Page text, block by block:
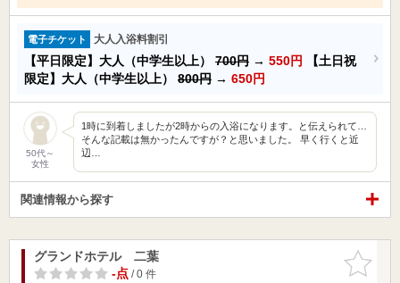
電子チケット 大人入浴料割引
【平日限定】大人（中学生以上） 700円 → 550円
【土日祝
限定】大人（中学生以上） 800円 → 650円
50代～
女性
1時に到着しましたが2時からの入浴になります。と伝えられて…
そんな記載は無かったんですが？と思いました。 早く行くと近
辺…
関連情報から探す
お気に入
りに追加
グランドホテル 二葉
-点/ 0 件